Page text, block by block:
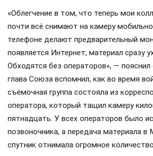
«Облегчение в том, что теперь мои
почти всё снимают на камеру
телефоне делают предварительный
появляется Интернет, материал сразу
Обходятся без операторов», — пояснил
глава Союза вспомнил, как во время
съёмочная группа состояла из
оператора, который тащил камеру
пятнадцать. У всех операторов было
позвоночника, а передача материала в
спутник отнимала огромное